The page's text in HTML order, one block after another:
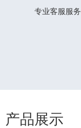
专业客服服务
产品展示